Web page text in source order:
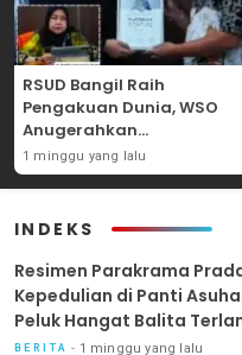
RSUD Bangil Raih
Pengakuan Dunia, WSO
Anugerahkan
Penghargaan
Internasional untuk
1 minggu yang lalu
INDEKS
Resimen Parakrama
Kepedulian di Panti
Peluk Hangat Balita
Dengan Hati”
BERITA 1 minggu yang lalu